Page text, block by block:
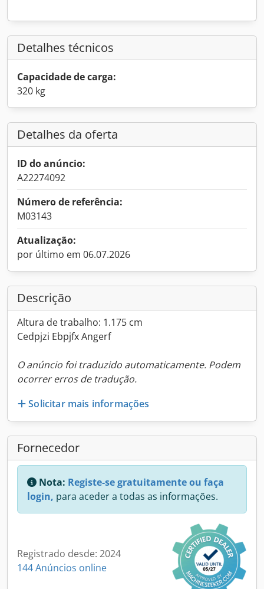
Detalhes técnicos
Capacidade de carga:
320 kg
Detalhes da oferta
ID do anúncio:
A22274092
Número de referência:
M03143
Atualização:
por último em 06.07.2026
Descrição
Altura de trabalho: 1.175 cm
Cedpjzi Ebpjfx Angerf
O anúncio foi traduzido automaticamente. Podem
ocorrer erros de tradução.
Solicitar mais informações
Fornecedor
Nota: Registe-se gratuitamente ou faça
login, para aceder a todas as informações.
Registrado desde: 2024
144 Anúncios online